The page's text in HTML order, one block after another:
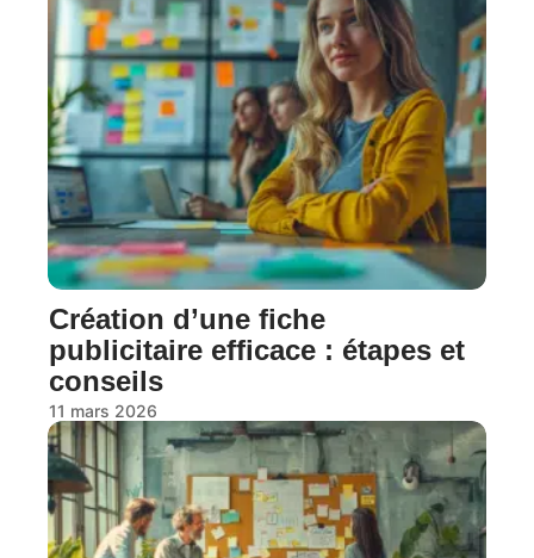
Création d’une fiche
publicitaire efficace : étapes et
conseils
11 mars 2026